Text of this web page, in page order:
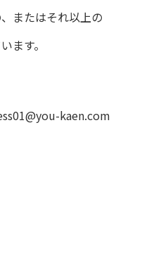
またはそれ以上の
ます。
kaen.com